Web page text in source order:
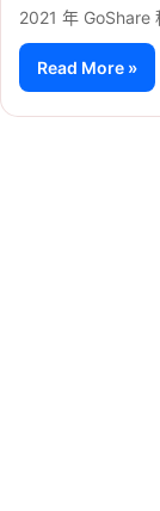
2021 年 GoShare
Read More »